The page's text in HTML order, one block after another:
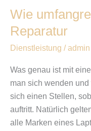
Wie
Reparatur
Dienstleistung /admin
Was genau ist mit
man sich wenden
sich einen Stellen,
auftritt. Natürlich
alle Marken eines